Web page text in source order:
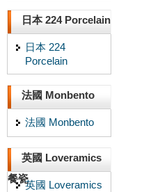
日本 224 Porcelain
日本 224
Porcelain
法國 Monbento
法國 Monbento
英國 Loveramics
餐瓷
英國 Loveramics